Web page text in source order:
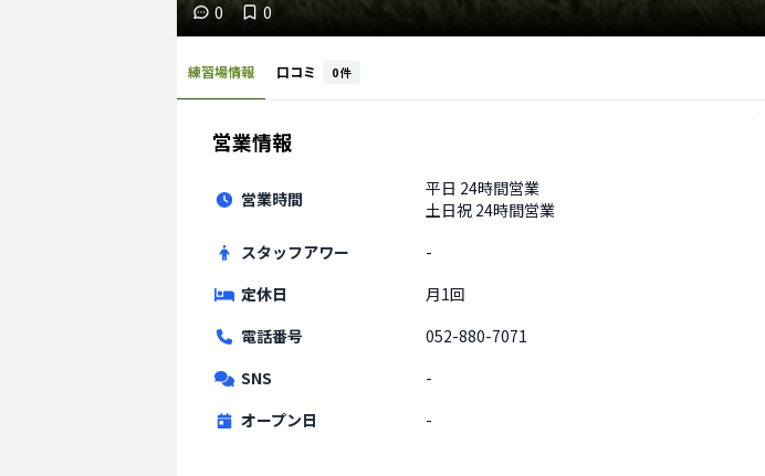
0 0
練習場情報 口コミ 0件
営業情報
営業時間 平日 24時間営業
土日祝 24時間営業
スタッフアワー
-
定休日
月1回
電話番号
052-880-7071
SNS
-
オープン日
-